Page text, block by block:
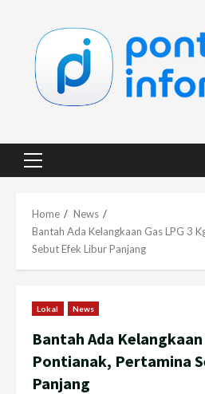
content
Primary
Home
News
Bantah Ada Kelangkaan Gas LPG 3
Sebut Efek Libur Panjang
Lokal News
Bantah Ada Kelangkaan
Pontianak, Pertamina
Panjang